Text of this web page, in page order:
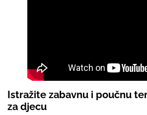
Istražite zabavnu i poučnu
za djecu